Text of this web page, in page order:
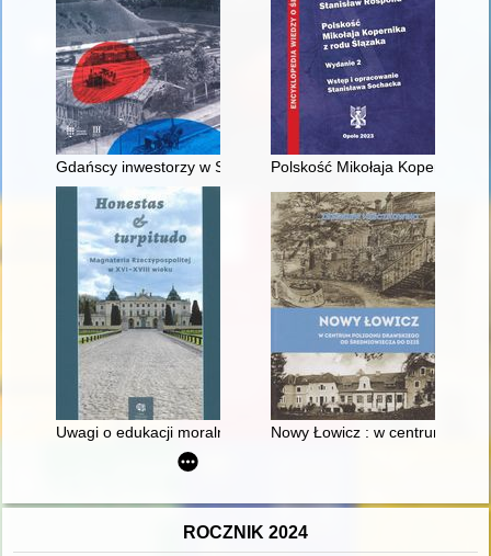
Gdańscy inwestorzy w Sopocie : prestiż finansowy i
Polskość Mikołaja Kopernika z
Uwagi o edukacji moralnej synów szlacheckich w XVI-
Nowy Łowicz : w centrum
ROCZNIK 2024